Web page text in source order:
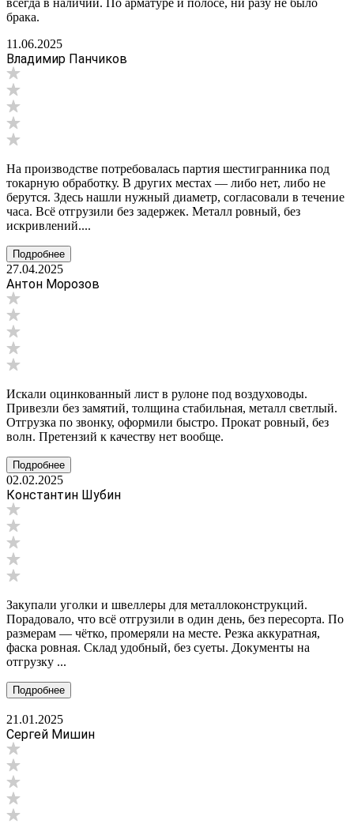
всегда в наличии. По арматуре и полосе, ни разу не было
брака.
11.06.2025
Владимир Панчиков
На производстве потребовалась партия шестигранника под
токарную обработку. В других местах — либо нет, либо не
берутся. Здесь нашли нужный диаметр, согласовали в течение
часа. Всё отгрузили без задержек. Металл ровный, без
искривлений....
Подробнее
27.04.2025
Антон Морозов
Искали оцинкованный лист в рулоне под воздуховоды.
Привезли без замятий, толщина стабильная, металл светлый.
Отгрузка по звонку, оформили быстро. Прокат ровный, без
волн. Претензий к качеству нет вообще.
Подробнее
02.02.2025
Константин Шубин
Закупали уголки и швеллеры для металлоконструкций.
Порадовало, что всё отгрузили в один день, без пересорта. По
размерам — чётко, промеряли на месте. Резка аккуратная,
фаска ровная. Склад удобный, без суеты. Документы на
отгрузку ...
Подробнее
21.01.2025
Сергей Мишин